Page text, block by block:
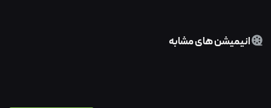
انیمیشن های مشابه